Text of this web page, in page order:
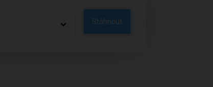
Stáhnout